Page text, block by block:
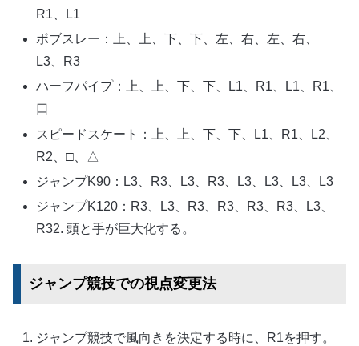
R1、L1
ボブスレー：上、上、下、下、左、右、左、右、
L3、R3
ハーフパイプ：上、上、下、下、L1、R1、L1、R1、
口
スピードスケート：上、上、下、下、L1、R1、L2、
R2、□、△
ジャンプK90：L3、R3、L3、R3、L3、L3、L3、L3
ジャンプK120：R3、L3、R3、R3、R3、R3、L3、
R32. 頭と手が巨大化する。
ジャンプ競技での視点変更法
ジャンプ競技で風向きを決定する時に、R1を押す。